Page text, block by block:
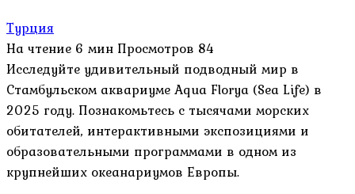
Турция
На чтение 6 мин Просмотров 84
Исследуйте удивительный подводный мир в
Стамбульском аквариуме Aqua Florya (Sea Life) в
2025 году. Познакомьтесь с тысячами морских
обитателей, интерактивными экспозициями и
образовательными программами в одном из
крупнейших океанариумов Европы.